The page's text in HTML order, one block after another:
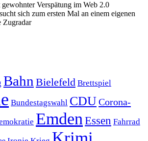
Verspätung im Web 2.0
sich zum ersten Mal an einem eigenen
Zugradar
Bahn Bielefeld Brettspiel
Bundestagswahl CDUCorona-
EmdenEssen Fahrrad